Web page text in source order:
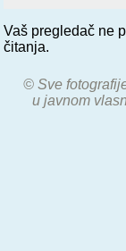
Vaš pregledač ne
čitanja.
© Sve
u javnom